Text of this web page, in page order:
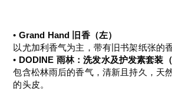
• Grand Hand 旧香（左）
以尤加利香气为主，带有旧书架纸张的香
• DODINE 雨林：洗发水及护发素套装（
包含松林雨后的香气，清新且持久，天
的头皮。